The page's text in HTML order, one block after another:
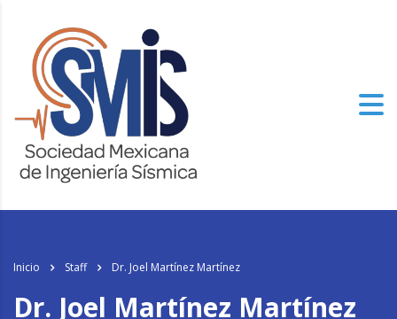
Inicio Staff Dr. Joel Martínez Martínez
Dr. Joel Martínez Martínez